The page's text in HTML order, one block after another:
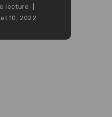
lecture
10, 2022